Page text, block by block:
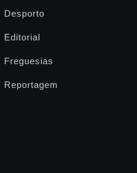
Desporto
Editorial
Freguesias
Reportagem